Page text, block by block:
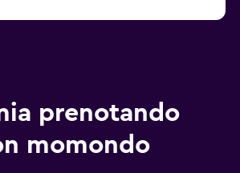
prenotando
momondo